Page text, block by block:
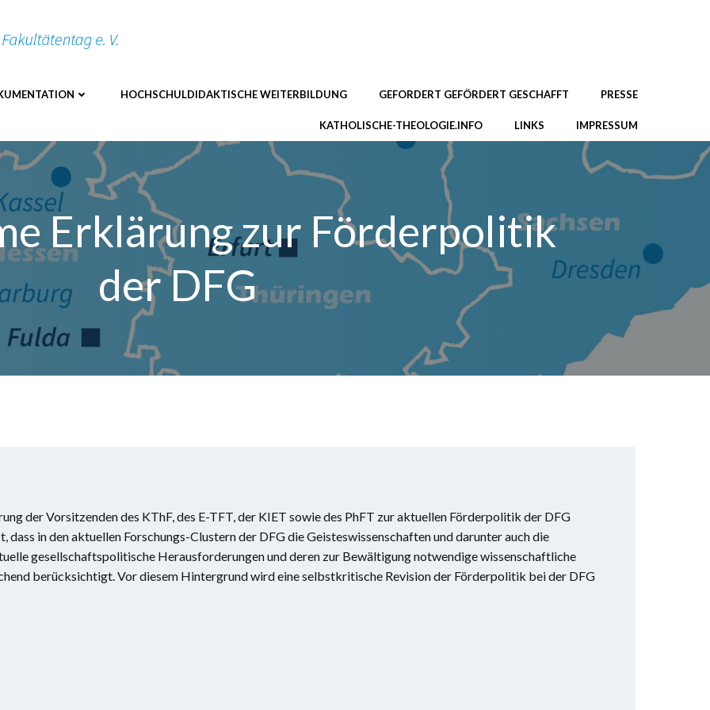
HOCHSCHULDIDAKTISCHE WEITERBILDUNG GEFORDERT GEFÖRDERT GESCHAFFT PRESSE
KATHOLISCHE-THEOLOGIE.INFO LINKS IMPRESSUM
Erklärung zur Förderpolitik
der DFG
der Vorsitzenden des KThF, des E-TFT, der KIET sowie des PhFT zur aktuellen Förderpolitik der DFG
in den aktuellen Forschungs-Clustern der DFG die Geisteswissenschaften und darunter auch die
gesellschaftspolitische Herausforderungen und deren zur Bewältigung notwendige wissenschaftliche
berücksichtigt. Vor diesem Hintergrund wird eine selbstkritische Revision der Förderpolitik bei der DFG